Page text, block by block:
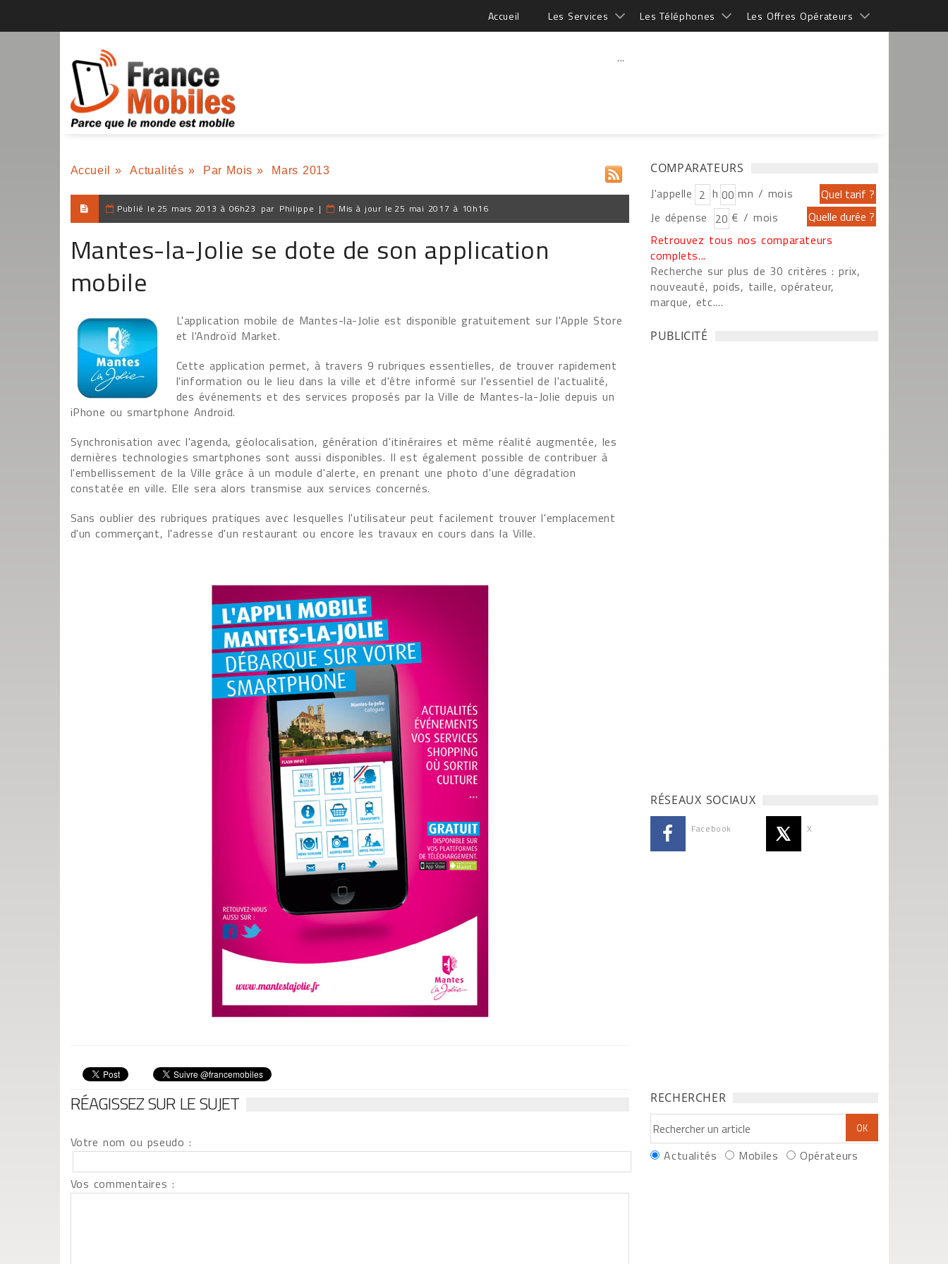
Accueil Les Services Les Téléphones Les Offres Opérateurs
...
Accueil » Actualités » Par Mois » Mars 2013
Publié le 25 mars 2013 à 06h23 par Philippe | Mis à jour le 25 mai 2017 à 10h16
Mantes-la-Jolie se dote de son application
mobile
L'application mobile de Mantes-la-Jolie est disponible gratuitement sur l'Apple Store
et l'Androïd Market.
Cette application permet, à travers 9 rubriques essentielles, de trouver rapidement
l'information ou le lieu dans la ville et d'être informé sur l'essentiel de l'actualité,
des événements et des services proposés par la Ville de Mantes-la-Jolie depuis un
iPhone ou smartphone Android.
Synchronisation avec l'agenda, géolocalisation, génération d'itinéraires et même réalité augmentée, les
dernières technologies smartphones sont aussi disponibles. Il est également possible de contribuer à
l'embellissement de la Ville grâce à un module d'alerte, en prenant une photo d'une dégradation
constatée en ville. Elle sera alors transmise aux services concernés.
Sans oublier des rubriques pratiques avec lesquelles l'utilisateur peut facilement trouver l'emplacement
d'un commerçant, l'adresse d'un restaurant ou encore les travaux en cours dans la Ville.
RÉAGISSEZ SUR LE SUJET
Votre nom ou pseudo :
Vos commentaires :
COMPARATEURS
J'appelle h
mn / mois
Je dépense
€ / mois
Retrouvez tous nos comparateurs
complets...
Recherche sur plus de 30 critères : prix,
nouveauté, poids, taille, opérateur,
marque, etc....
PUBLICITÉ
RÉSEAUX SOCIAUX
Facebook X
RECHERCHER
Actualités Mobiles Opérateurs